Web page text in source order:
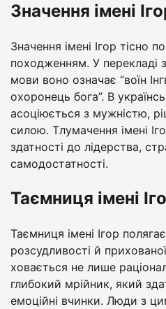
Значення імені
Значення імені Ігор тісно
походженням. У перекладі
мови воно означає “воїн
охоронець бога”. В
асоціюється з мужністю,
силою. Тлумачення імені
здатності до лідерства,
самодостатності.
Таємниця імені
Таємниця імені Ігор
розсудливості й
ховається не лише
глибокий мрійник, який
емоційні вчинки. Люди з